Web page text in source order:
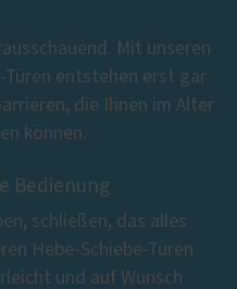
Mit unseren
Türen entstehen erst gar
die Ihnen im Alter
können.
Bedienung
schließen, das alles
Hebe-Schiebe-Türen
und auf Wunsch